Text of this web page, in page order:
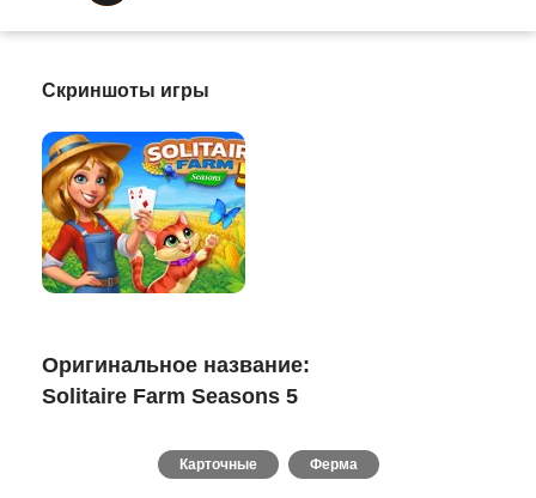
Скриншоты игры
Оригинальное название:
Solitaire Farm Seasons 5
Карточные Ферма